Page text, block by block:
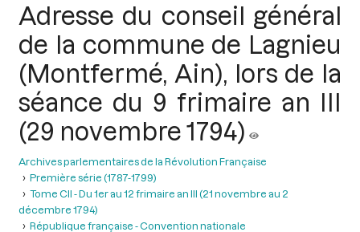
Adresse du conseil général
de la commune de Lagnieu
(Montfermé, Ain), lors de la
séance du 9 frimaire an III
(29 novembre 1794)
Archives parlementaires de la Révolution Française
Première série (1787-1799)
Tome CII - Du 1er au 12 frimaire an III (21 novembre au 2
décembre 1794)
République française - Convention nationale